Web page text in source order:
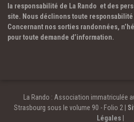
la responsabilité de La Rando et des
site. Nous déclinons toute responsabilité
Concernant nos sorties randonnées,
pour toute demande d’information.
La Rando : Association immatriculée
Strasbourg sous le volume 90 - Folio 2 |
Légales